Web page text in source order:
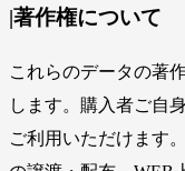
|著作権について
これらのデータの著
します。購入者ご自
ご利用いただけます